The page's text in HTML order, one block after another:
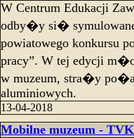
W Centrum Edukacji
odby�y si�
powiatowego konkursu
pracy”. W tej edycji
w muzeum, stra�y
aluminiowych.
13-04-2018
Mobilne muzeum -